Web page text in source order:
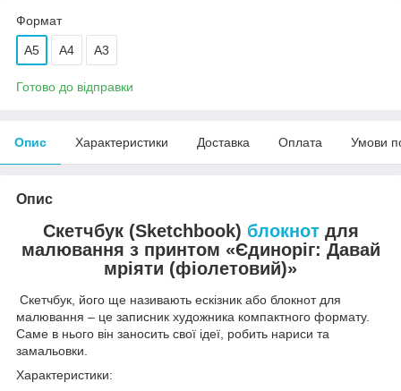
Формат
А5 А4 А3
Готово до відправки
Опис Характеристики Доставка Оплата Умови
Опис
Скетчбук (Sketchbook) блокнотдля
малювання з принтом «Єдиноріг: Давай
мріяти (фіолетовий)»
Скетчбук, його ще називають ескізник або блокнот для
малювання – це записник художника компактного формату.
Саме в нього він заносить свої ідеї, робить нариси та
замальовки.
Характеристики: